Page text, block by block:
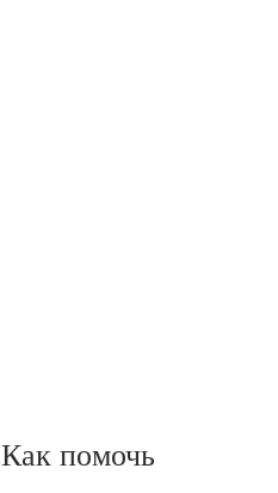
Как помочь